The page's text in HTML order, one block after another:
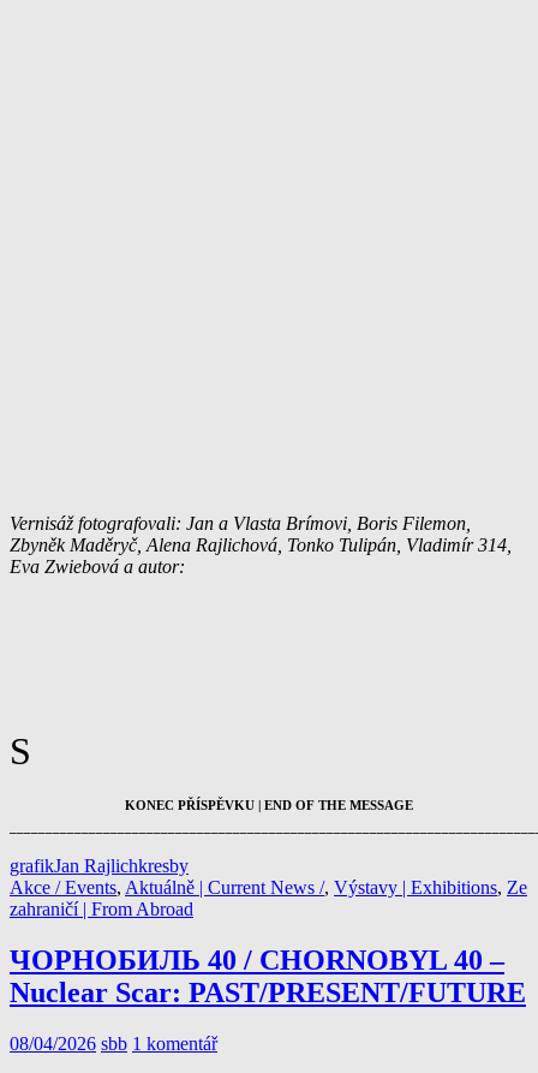
Vernisáž fotografovali: Jan a Vlasta Brímovi, Boris Filemon,
Zbyněk Maděryč, Alena Rajlichová, Tonko Tulipán, Vladimír 314,
Eva Zwiebová a autor:
S
KONEC PŘÍSPĚVKU | END OF THE MESSAGE
grafikJan Rajlichkresby
Akce / Events, Aktuálně | Current News /, Výstavy | Exhibitions, Ze
zahraničí | From Abroad
ЧОРНОБИЛЬ 40 / CHORNOBYL 40 –
Nuclear Scar: PAST/PRESENT/FUTURE
08/04/2026 sbb 1 komentář